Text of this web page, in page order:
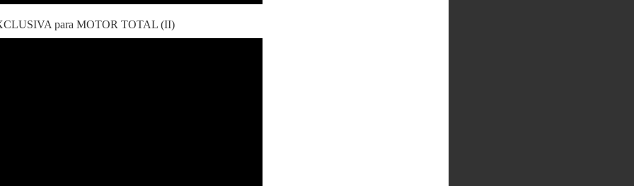
para MOTOR TOTAL (II)